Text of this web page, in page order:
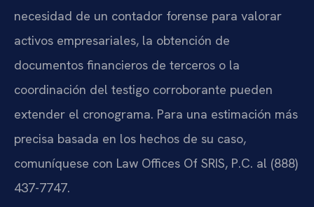
necesidad de un contador forense para valorar
activos empresariales, la obtención de
documentos financieros de terceros o la
coordinación del testigo corroborante pueden
extender el cronograma. Para una estimación más
precisa basada en los hechos de su caso,
comuníquese con Law Offices Of SRIS, P.C. al (888)
437-7747.